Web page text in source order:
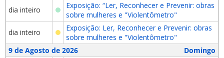
dia inteiro
Exposição: “Ler, Reconhecer e Prevenir: obras
sobre mulheres e "Violentômetro"
dia inteiro
Exposição: Ler, Reconhecer e Prevenir: obras
sobre mulheres e "Violentômetro"
9 de Agosto de 2026
Domingo